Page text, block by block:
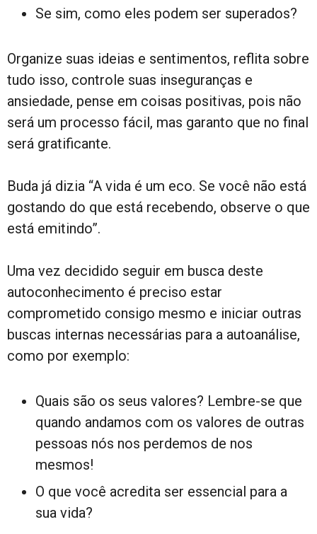
Se sim, como eles podem ser superados?
Organize suas ideias e sentimentos, reflita sobre
tudo isso, controle suas inseguranças e
ansiedade, pense em coisas positivas, pois não
será um processo fácil, mas garanto que no final
será gratificante.
Buda já dizia “A vida é um eco. Se você não está
gostando do que está recebendo, observe o que
está emitindo”.
Uma vez decidido seguir em busca deste
autoconhecimento é preciso estar
comprometido consigo mesmo e iniciar outras
buscas internas necessárias para a autoanálise,
como por exemplo:
Quais são os seus valores? Lembre-se que
quando andamos com os valores de outras
pessoas nós nos perdemos de nos
mesmos!
O que você acredita ser essencial para a
sua vida?